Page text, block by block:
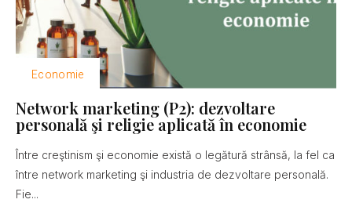
Economie
Network marketing (P2): dezvoltare
personală şi religie aplicată în economie
Între creştinism şi economie există o legătură strânsă, la fel ca
între network marketing şi industria de dezvoltare personală.
Fie...